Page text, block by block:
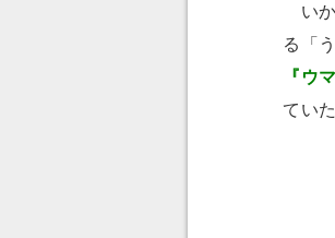
いか
る「
『ウ
てい